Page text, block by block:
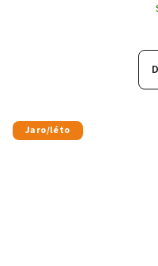
Jaro/léto